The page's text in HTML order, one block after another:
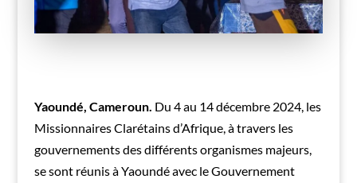
Yaoundé, Cameroun. Du 4 au 14 décembre 2024, les
Missionnaires Clarétains d’Afrique, à travers les
gouvernements des différents organismes majeurs,
se sont réunis à Yaoundé avec le Gouvernement